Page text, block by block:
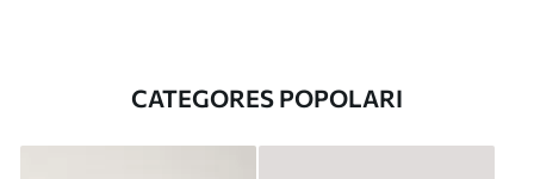
CATEGORES POPOLARI